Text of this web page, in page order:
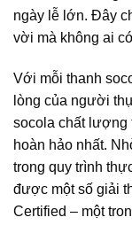
ngày lễ lớn. Đây
vời mà không ai
Với mỗi thanh
lòng của người
socola chất lượng
hoàn hảo nhất.
trong quy trình
được một số giải
Certified – một